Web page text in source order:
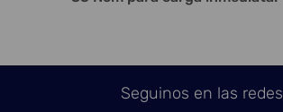
Seguinos en las redes